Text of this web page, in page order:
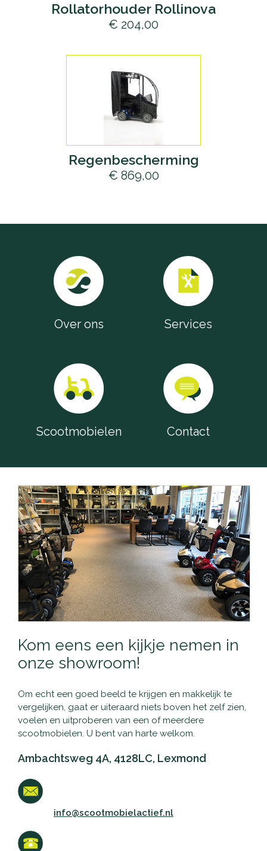
Rollatorhouder Rollinova
€ 204,00
Regenbescherming
€ 869,00
Over ons Services
Scootmobielen Contact
Kom eens een kijkje nemen in
onze showroom!
Om echt een goed beeld te krijgen en makkelijk te
vergelijken, gaat er uiteraard niets boven het zelf zien,
voelen en uitproberen van een of meerdere
scootmobielen. U bent van harte welkom.
Ambachtsweg 4A, 4128LC, Lexmond
info@scootmobielactief.nl